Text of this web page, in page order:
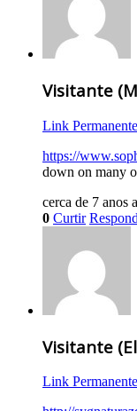
Visitante
Link Permanente
https://
down on many
cerca de 7 anos
0 Curtir
Visitante
Link Permanente